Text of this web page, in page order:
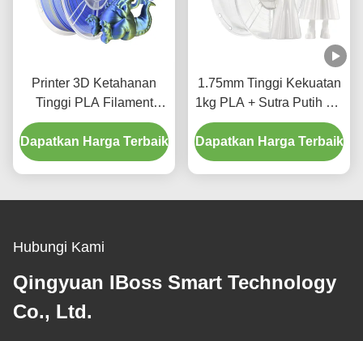
Printer 3D Ketahanan
Tinggi PLA Filament
Sutra Dual Color Biru
Emas 1.75mm
Pencetakan 3D
Dapatkan Harga Terbaik
1.75mm Tinggi Kekuatan
1kg PLA + Sutra Putih 3D
Printer Filament Dengan
Permintaan Disesuaikan
Dapatkan Harga Terbaik
Hubungi Kami
Qingyuan IBoss Smart Technology
Co., Ltd.